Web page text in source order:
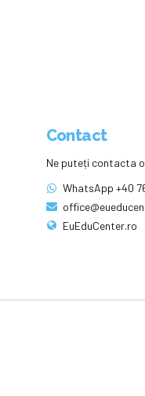
Contact
Ne puteți contacta
WhatsApp +40
EuEduCenter.ro